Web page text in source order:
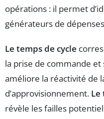
opérations : il permet
générateurs de
Le temps de cycle
la prise de commande et
améliore la réactivité de
d’approvisionnement. Le
révèle les failles